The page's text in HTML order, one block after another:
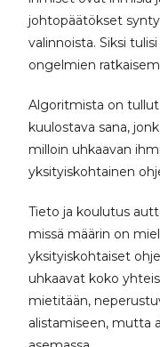
johtopäätökset
valinnoista. Siksi
ongelmien
Algoritmista on tullut
kuulostava sana,
milloin uhkaavan
yksityiskohtainen
Tieto ja koulutus
missä määrin on
yksityiskohtaiset
uhkaavat koko
mietitään,
alistamiseen, mutta